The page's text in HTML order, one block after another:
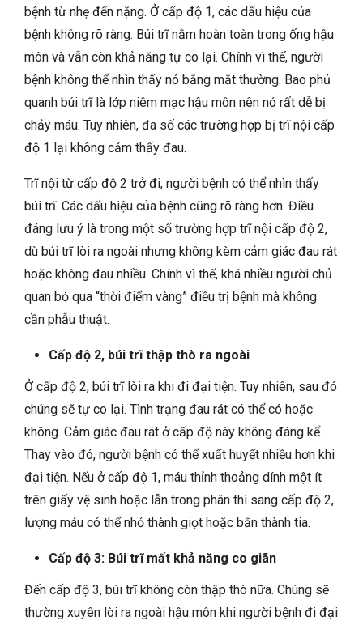
bệnh từ nhẹ đến nặng. Ở cấp độ 1, các dấu hiệu của
bệnh không rõ ràng. Búi trĩ nằm hoàn toàn trong ống hậu
môn và vẫn còn khả năng tự co lại. Chính vì thế, người
bệnh không thể nhìn thấy nó bằng mắt thường. Bao phủ
quanh búi trĩ là lớp niêm mạc hậu môn nên nó rất dễ bị
chảy máu. Tuy nhiên, đa số các trường hợp bị trĩ nội cấp
độ 1 lại không cảm thấy đau.
Trĩ nội từ cấp độ 2 trở đi, người bệnh có thể nhìn thấy
búi trĩ. Các dấu hiệu của bệnh cũng rõ ràng hơn. Điều
đáng lưu ý là trong một số trường hợp trĩ nội cấp độ 2,
dù búi trĩ lòi ra ngoài nhưng không kèm cảm giác đau rát
hoặc không đau nhiều. Chính vì thế, khá nhiều người chủ
quan bỏ qua “thời điểm vàng” điều trị bệnh mà không
cần phẫu thuật.
Cấp độ 2, búi trĩ thập thò ra ngoài
Ở cấp độ 2, búi trĩ lòi ra khi đi đại tiện. Tuy nhiên, sau đó
chúng sẽ tự co lại. Tình trạng đau rát có thể có hoặc
không. Cảm giác đau rát ở cấp độ này không đáng kể.
Thay vào đó, người bệnh có thể xuất huyết nhiều hơn khi
đại tiện. Nếu ở cấp độ 1, máu thỉnh thoảng dính một ít
trên giấy vệ sinh hoặc lẫn trong phân thì sang cấp độ 2,
lượng máu có thể nhỏ thành giọt hoặc bắn thành tia.
Cấp độ 3: Búi trĩ mất khả năng co giãn
Đến cấp độ 3, búi trĩ không còn thập thò nữa. Chúng sẽ
thường xuyên lòi ra ngoài hậu môn khi người bệnh đi đại